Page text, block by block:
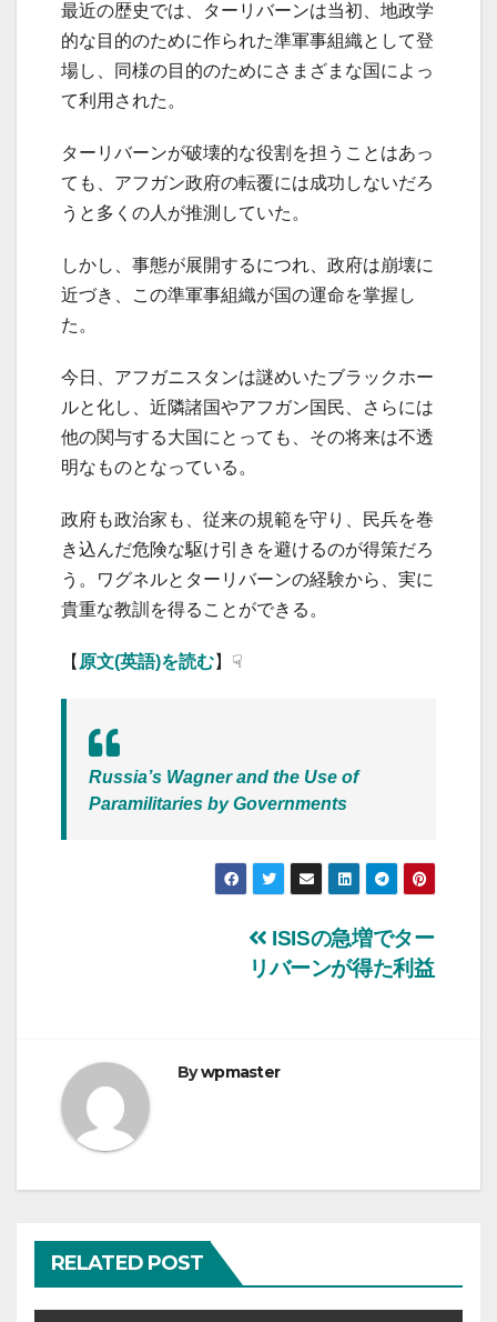
最近の歴史では、ターリバーンは当初、地政学
的な目的のために作られた準軍事組織として登
場し、同様の目的のためにさまざまな国によっ
て利用された。
ターリバーンが破壊的な役割を担うことはあっ
ても、アフガン政府の転覆には成功しないだろ
うと多くの人が推測していた。
しかし、事態が展開するにつれ、政府は崩壊に
近づき、この準軍事組織が国の運命を掌握し
た。
今日、アフガニスタンは謎めいたブラックホー
ルと化し、近隣諸国やアフガン国民、さらには
他の関与する大国にとっても、その将来は不透
明なものとなっている。
政府も政治家も、従来の規範を守り、民兵を巻
き込んだ危険な駆け引きを避けるのが得策だろ
う。ワグネルとターリバーンの経験から、実に
貴重な教訓を得ることができる。
【 原文(英語)を読む】☟
Russia’s Wagner and the Use of
Paramilitaries by Governments
ビ
ゲ
ョ
ン
ISISの急増でター
リバーンが得た利益
Bywpmaster
RELATED POST